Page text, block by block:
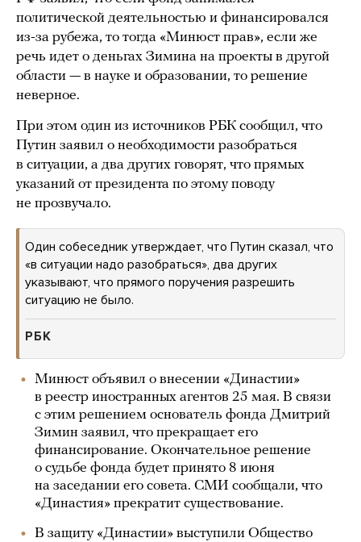
политической деятельностью и финансировался
из-за рубежа, то тогда «Минюст прав», если же
речь идет о деньгах Зимина на проекты в другой
области — в науке и образовании, то решение
неверное.
При этом один из источников РБК сообщил, что
Путин заявил о необходимости разобраться
в ситуации, а два других говорят, что прямых
указаний от президента по этому поводу
не прозвучало.
Один собеседник утверждает, что Путин сказал, что
«в ситуации надо разобраться», два других
указывают, что прямого поручения разрешить
ситуацию не было.
РБК
Минюст объявил о внесении «Династии»
в реестр иностранных агентов 25 мая. В связи
с этим решением основатель фонда Дмитрий
Зимин заявил, что прекращает его
финансирование. Окончательное решение
о судьбе фонда будет принято 8 июня
на заседании его совета. СМИ сообщали, что
«Династия» прекратит существование.
В защиту «Династии» выступили Общество